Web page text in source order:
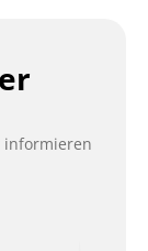
informieren